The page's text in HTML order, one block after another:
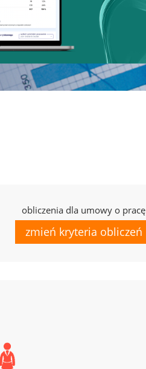
obliczenia dla umowy o pracę
zmień kryteria obliczeń